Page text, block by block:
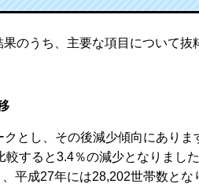
のうち、主要な項目について抜
とし、その後減少傾向にありま
すると3.4％の減少となりました
平成27年には28,202世帯数とな